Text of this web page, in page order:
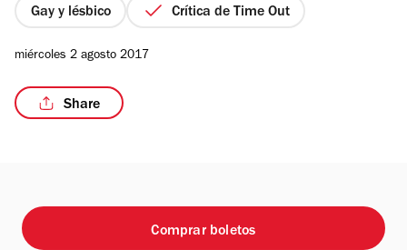
estrellas
Gay y lésbico Crítica de Time Out
miércoles 2 agosto 2017
Share
Comprar boletos